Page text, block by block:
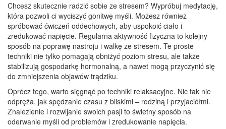
Chcesz skutecznie radzić sobie ze stresem? Wypróbuj medytację,
która pozwoli ci wyciszyć gonitwę myśli. Możesz również
spróbować ćwiczeń oddechowych, aby uspokoić ciało i
zredukować napięcie. Regularna aktywność fizyczna to kolejny
sposób na poprawę nastroju i walkę ze stresem. Te proste
techniki nie tylko pomagają obniżyć poziom stresu, ale także
stabilizują gospodarkę hormonalną, a nawet mogą przyczynić się
do zmniejszenia objawów trądziku.
Oprócz tego, warto sięgnąć po techniki relaksacyjne. Nic tak nie
odpręża, jak spędzanie czasu z bliskimi – rodziną i przyjaciółmi.
Znalezienie i rozwijanie swoich pasji to świetny sposób na
oderwanie myśli od problemów i zredukowanie napięcia.